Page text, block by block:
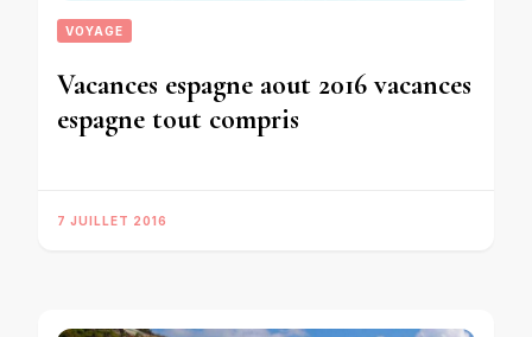
VOYAGE
Vacances espagne aout 2016 vacances
espagne tout compris
7 JUILLET 2016